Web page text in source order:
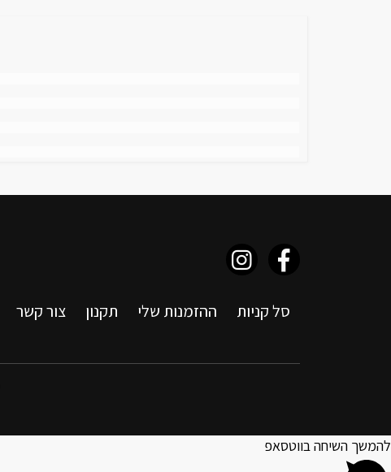
סל קניות ההזמנות שלי תקנון צור קשר
להמשך השיחה בווטסאפ